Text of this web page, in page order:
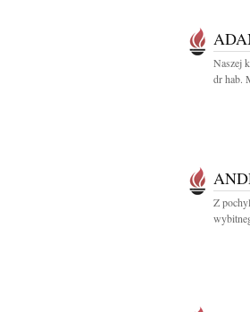
Naszej
dr hab.
Z